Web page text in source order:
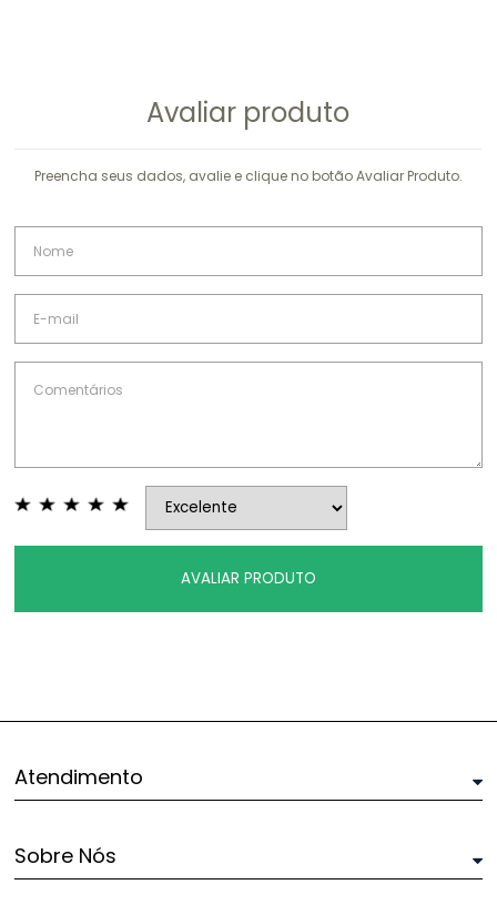
Avaliar produto
Preencha seus dados, avalie e clique no botão Avaliar Produto.
AVALIAR PRODUTO
Atendimento
Sobre Nós